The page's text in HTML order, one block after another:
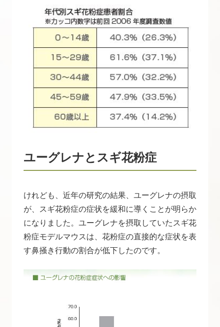
ユーグレナとスギ花粉症
けれども、近年の研究の結果、ユーグレナの摂取
が、スギ花粉症の症状を緩和に導くことが明らか
になりました。ユーグレナを摂取していたスギ花
粉症モデルマウスは、花粉症の直接的な症状を表
す鼻掻き行動の割合が低下したのです。